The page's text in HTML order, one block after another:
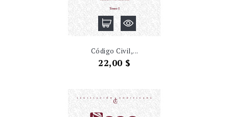
Código Civil,...
Precio
22,00 $